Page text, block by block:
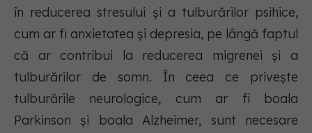
în reducerea stresului și a tulburărilor psihice,
cum ar fi anxietatea și depresia, pe lângă faptul
că ar contribui la reducerea migrenei și a
tulburărilor de somn. În ceea ce privește
tulburările neurologice, cum ar fi boala
Parkinson și boala Alzheimer, sunt necesare